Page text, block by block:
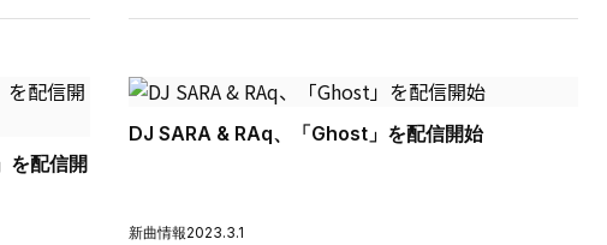
を配信開
DJ SARA & RAq、「Ghost」を配信開始
新曲情報2023.3.1